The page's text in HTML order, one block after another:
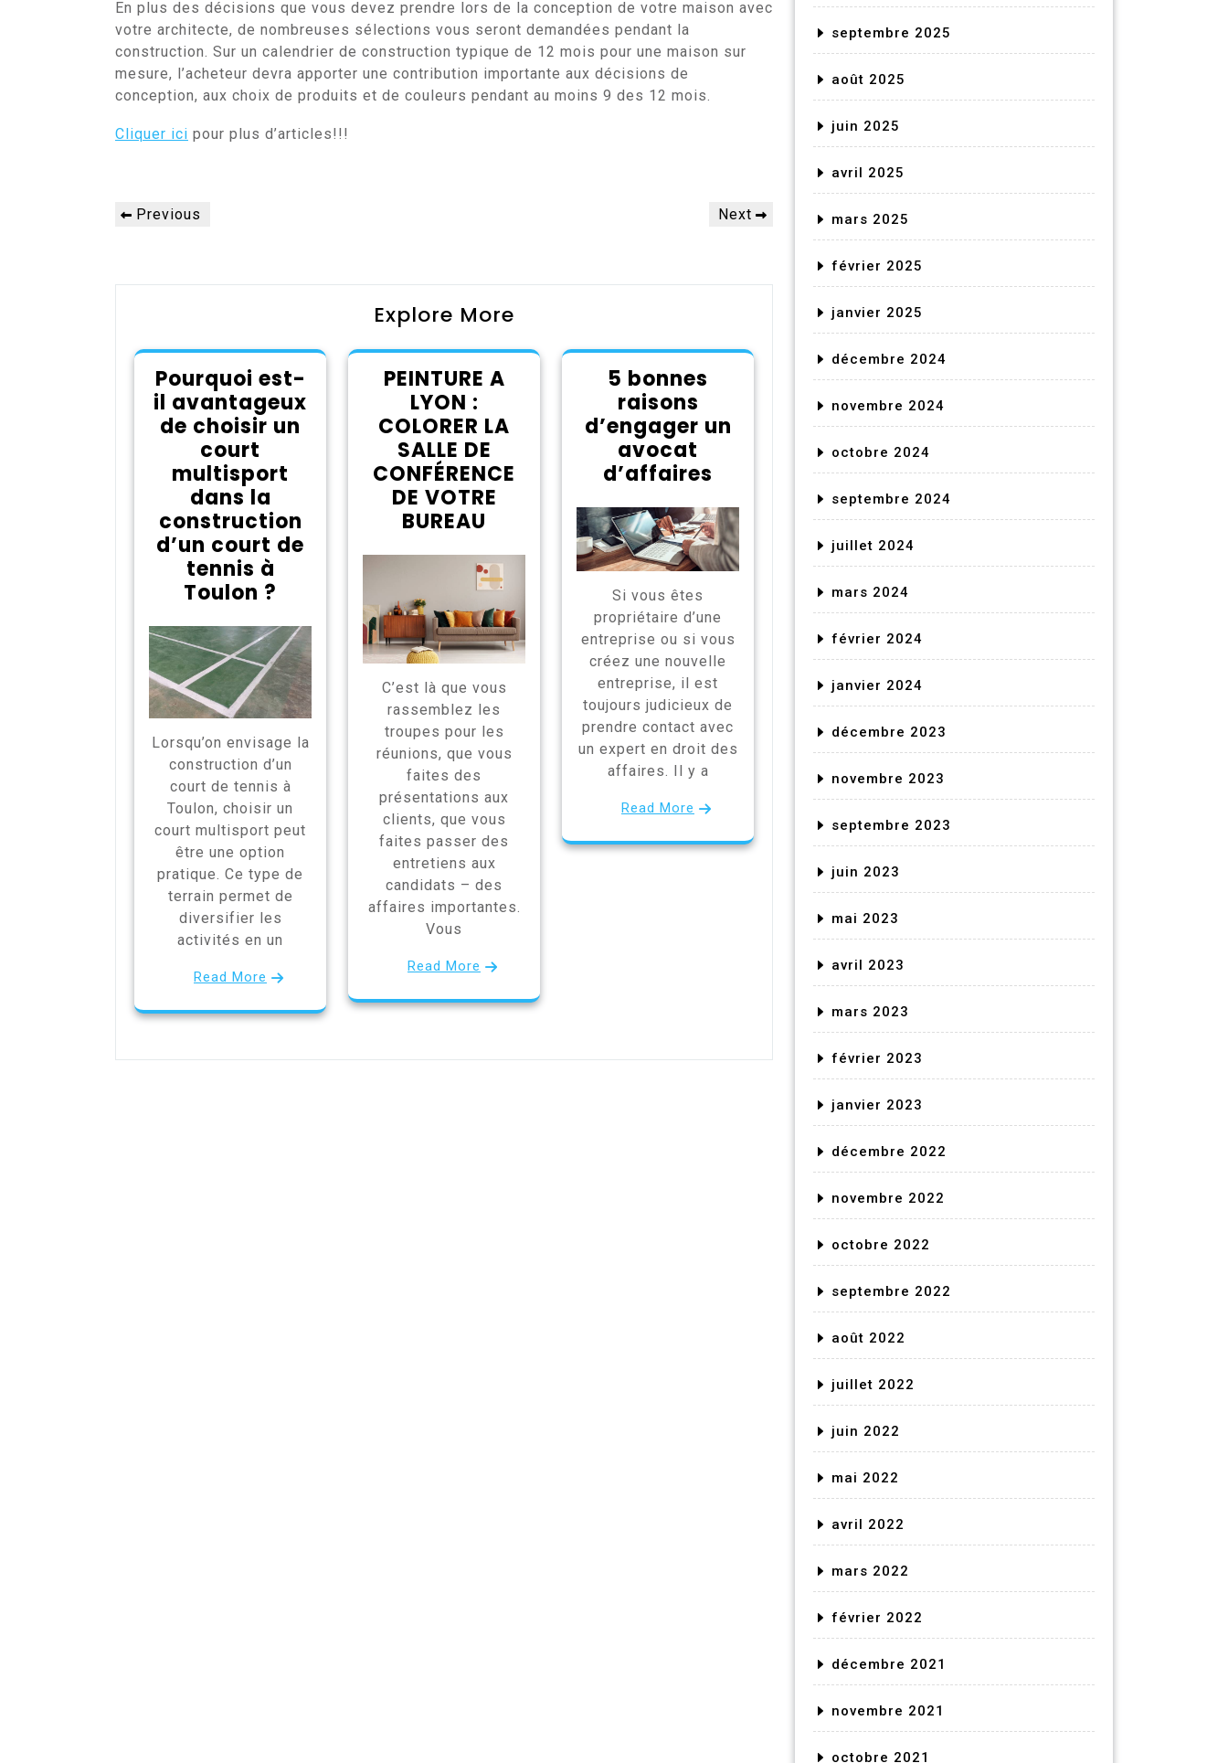
En plus des décisions que vous devez prendre lors de la conception de votre maison avec
votre architecte, de nombreuses sélections vous seront demandées pendant la
construction. Sur un calendrier de construction typique de 12 mois pour une maison sur
mesure, l’acheteur devra apporter une contribution importante aux décisions de
conception, aux choix de produits et de couleurs pendant au moins 9 des 12 mois.
Cliquer ici pour plus d’articles!!!
Navigation
de
Previous
Previous
Next
Next
Explore More
Pourquoi est-
il avantageux
de choisir un
court
multisport
dans la
construction
d’un court de
tennis à
Toulon ?
Lorsqu’on envisage la
construction d’un
court de tennis à
Toulon, choisir un
court multisport peut
être une option
pratique. Ce type de
terrain permet de
diversifier les
activités en un
Read More
PEINTURE A
LYON :
COLORER LA
SALLE DE
CONFÉRENCE
DE VOTRE
BUREAU
C’est là que vous
rassemblez les
troupes pour les
réunions, que vous
faites des
présentations aux
clients, que vous
faites passer des
entretiens aux
candidats – des
affaires importantes.
Vous
Read More
5 bonnes
raisons
d’engager un
avocat
d’affaires
Si vous êtes
propriétaire d’une
entreprise ou si vous
créez une nouvelle
entreprise, il est
toujours judicieux de
prendre contact avec
un expert en droit des
affaires. Il y a
Read More
septembre 2025
août 2025
juin 2025
avril 2025
mars 2025
février 2025
janvier 2025
décembre 2024
novembre 2024
octobre 2024
septembre 2024
juillet 2024
mars 2024
février 2024
janvier 2024
décembre 2023
novembre 2023
septembre 2023
juin 2023
mai 2023
avril 2023
mars 2023
février 2023
janvier 2023
décembre 2022
novembre 2022
octobre 2022
septembre 2022
août 2022
juillet 2022
juin 2022
mai 2022
avril 2022
mars 2022
février 2022
décembre 2021
novembre 2021
octobre 2021